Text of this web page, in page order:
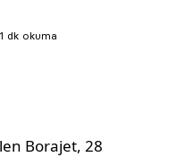
1 dk okuma
Borajet, 28